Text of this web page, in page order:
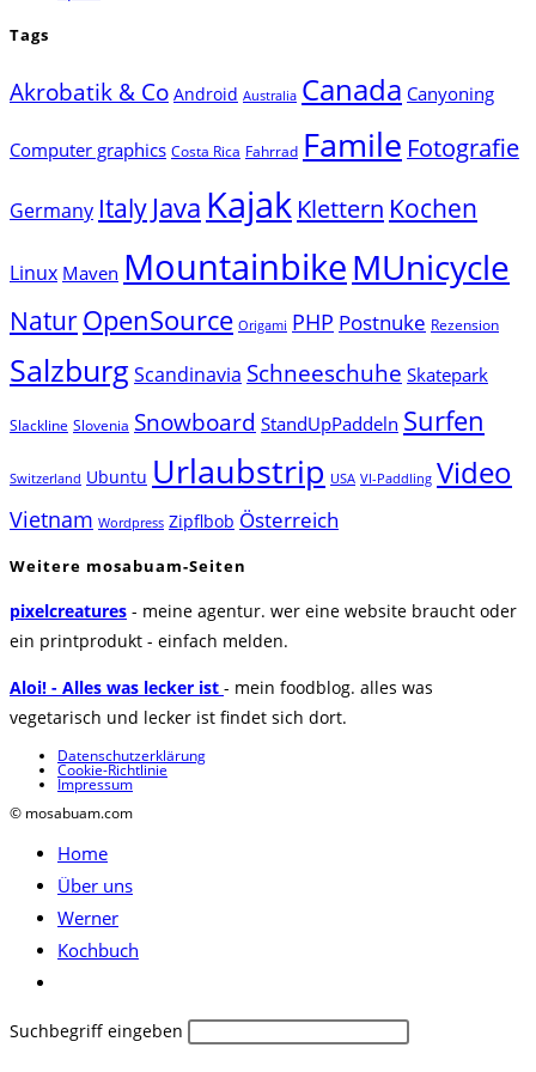
Tags
Akrobatik & Co Android Australia Canada Canyoning
Computer graphics Costa Rica Fahrrad Famile Fotografie
Germany Italy Java Kajak Klettern Kochen
Linux Maven MountainbikeMUnicycle
NaturOpenSource Origami PHP Postnuke Rezension
SalzburgScandinavia Schneeschuhe Skatepark
Slackline Slovenia Snowboard StandUpPaddeln Surfen
Switzerland Ubuntu Urlaubstrip USA VI-Paddling Video
Vietnam Wordpress Zipflbob Österreich
Weitere mosabuam-Seiten
pixelcreatures - meine agentur. wer eine website braucht oder
ein printprodukt - einfach melden.
Aloi! - Alles was lecker ist - mein foodblog. alles was
vegetarisch und lecker ist findet sich dort.
Datenschutzerklärung
Cookie-Richtlinie
Impressum
© mosabuam.com
Home
Über uns
Werner
Kochbuch
umschalten
Diese
Suchbegriff eingeben